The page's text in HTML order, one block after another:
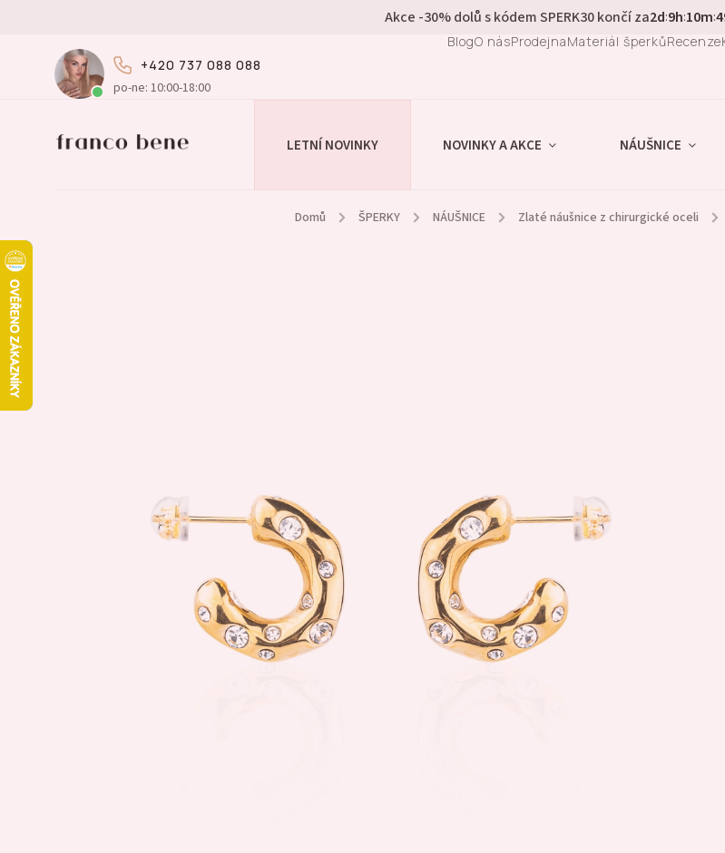
Akce -30% dolů s kódem SPERK30 končí za2d:9h:10m:
BlogO násProdejnaMateriál šperkůRecenze
+420 737 088 088
po-ne: 10:00-18:00
LETNÍ NOVINKY NOVINKY A AKCE NÁUŠNICE
Domů / ŠPERKY / NÁUŠNICE / Zlaté náušnice z chirurgické oceli /